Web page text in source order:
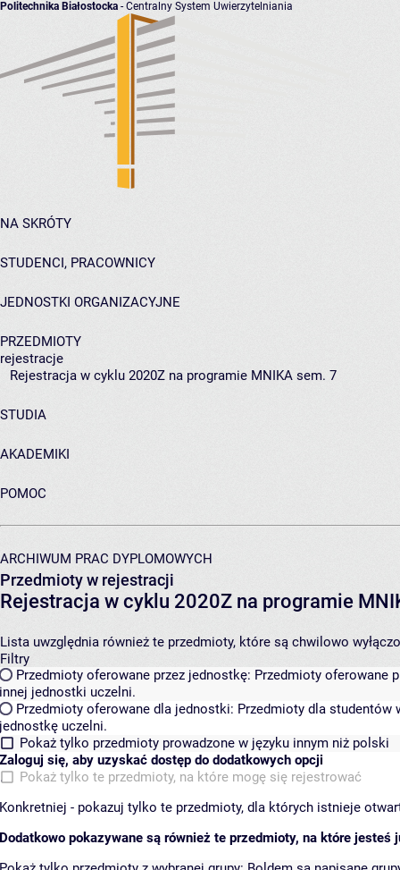
Politechnika Białostocka - Centralny System Uwierzytelniania
NA SKRÓTY
STUDENCI, PRACOWNICY
JEDNOSTKI ORGANIZACYJNE
PRZEDMIOTY
rejestracje
Rejestracja w cyklu 2020Z na programie MNIKA sem. 7
STUDIA
AKADEMIKI
POMOC
ARCHIWUM PRAC DYPLOMOWYCH
Przedmioty w rejestracji
Rejestracja w cyklu 2020Z na programie
Lista uwzględnia również te przedmioty, które są chwilowo
Filtry
Przedmioty oferowane przez jednostkę: Przedmioty oferowane
innej jednostki uczelni.
Przedmioty oferowane dla jednostki: Przedmioty dla studentów
jednostkę uczelni.
Pokaż tylko przedmioty prowadzone w języku innym niż polski
Zaloguj się, aby uzyskać dostęp do dodatkowych opcji
Pokaż tylko te przedmioty, na które mogę się rejestrować
Konkretniej - pokazuj tylko te przedmioty, dla których istnieje
Dodatkowo pokazywane są również te przedmioty, na które jesteś